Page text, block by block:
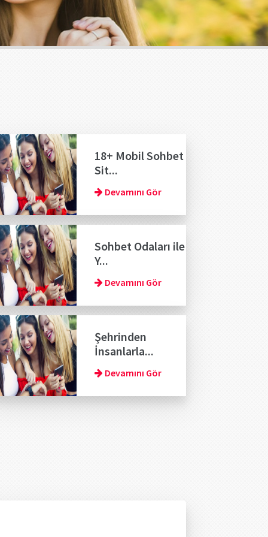
18+ Mobil Sohbet
Sit...
Devamını Gör
Sohbet Odaları ile
Y...
Devamını Gör
Şehrinden
İnsanlarla...
Devamını Gör